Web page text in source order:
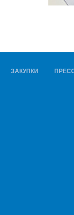
ЗАКУПКИ